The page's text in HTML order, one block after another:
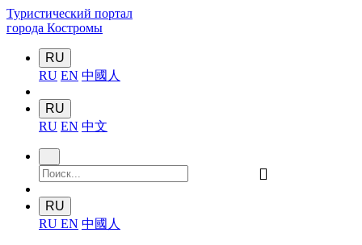
Туристический портал
города Костромы
RU
RU EN 中國人
RU
RU EN 中文
󰍉
RU
RU EN 中國人